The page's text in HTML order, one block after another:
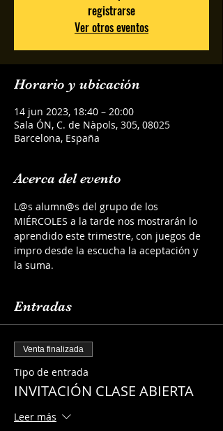
registrarse
Ver otros eventos
Horario y ubicación
14 jun 2023, 18:40 – 20:00
Sala ÓN, C. de Nàpols, 305, 08025
Barcelona, España
Acerca del evento
L@s alumn@s del grupo de los
MIÉRCOLES a la tarde nos mostrarán lo
aprendido este trimestre, con juegos de
impro desde la escucha la aceptación y
la suma.
Entradas
Venta finalizada
Tipo de entrada
INVITACIÓN CLASE ABIERTA
Leer más